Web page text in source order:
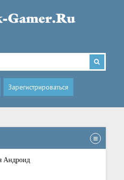
Зарегистрироваться
Андроид